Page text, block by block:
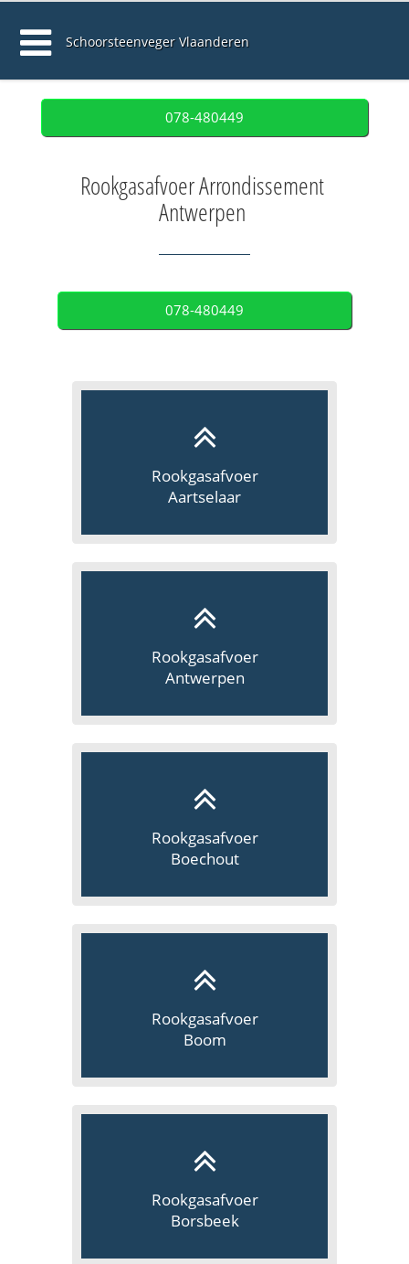
Schoorsteenveger Vlaanderen
078-480449
Rookgasafvoer Arrondissement
Antwerpen
078-480449
Rookgasafvoer
Aartselaar
Rookgasafvoer
Antwerpen
Rookgasafvoer
Boechout
Rookgasafvoer
Boom
Rookgasafvoer
Borsbeek